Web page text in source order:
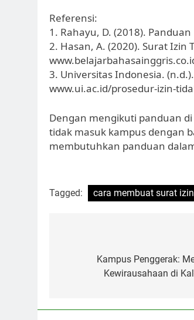
Referensi:
1. Rahayu, D. (2018).
2. Hasan, A. (2020). Surat Izin
3. Universitas Indonesia.
www.ui.ac.id/prosedur-izin-
Dengan mengikuti panduan
tidak masuk kampus dengan
membutuhkan panduan
Tagged: cara membuat surat
navigation
Kampus Penggerak:
Kewirausahaan di